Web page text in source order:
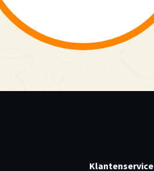
Klantenservice